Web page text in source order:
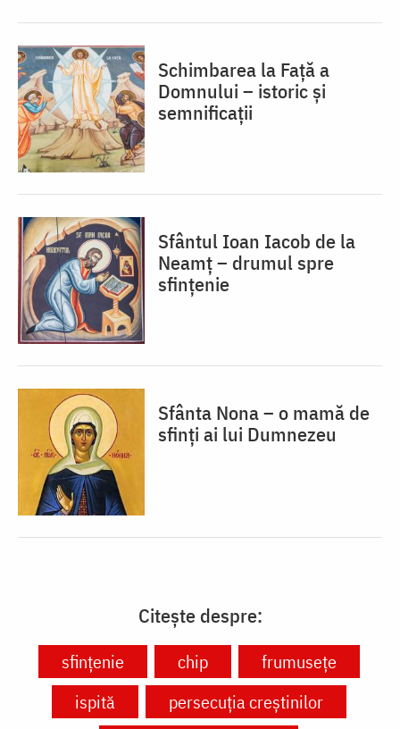
Schimbarea la Față a
Domnului – istoric și
semnificații
Sfântul Ioan Iacob de la
Neamț – drumul spre
sfințenie
Sfânta Nona – o mamă de
sfinți ai lui Dumnezeu
Citește despre:
sfințenie chip
frumusețe
ispită
persecuția creștinilor